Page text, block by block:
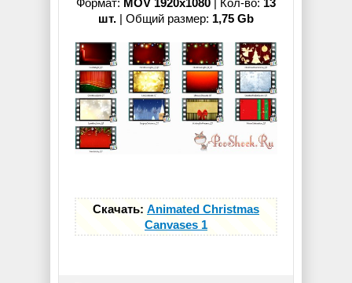
Формат: MOV 1920x1080 | Кол-во: 13
шт. | Общий размер: 1,75 Gb
Скачать: Animated Christmas
Canvases 1